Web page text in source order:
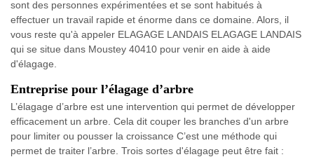
sont des personnes expérimentées et se sont habitués à
effectuer un travail rapide et énorme dans ce domaine. Alors, il
vous reste qu'à appeler ELAGAGE LANDAIS ELAGAGE LANDAIS
qui se situe dans Moustey 40410 pour venir en aide à aide
d'élagage.
Entreprise pour l’élagage d’arbre
L’élagage d’arbre est une intervention qui permet de développer
efficacement un arbre. Cela dit couper les branches d'un arbre
pour limiter ou pousser la croissance C’est une méthode qui
permet de traiter l’arbre. Trois sortes d'élagage peut être fait :